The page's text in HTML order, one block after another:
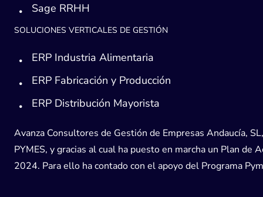
Sage RRHH
SOLUCIONES VERTICALES DE GESTIÓN
ERP Industria Alimentaria
ERP Fabricación y Producción
ERP Distribución Mayorista
Avanza Consultores de Gestión de Empresas Andaucía,
PYMES, y gracias al cual ha puesto en marcha un Plan
2024. Para ello ha contado con el apoyo del Programa